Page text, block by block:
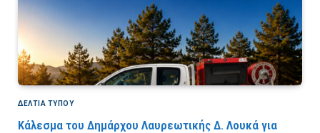
ΔΕΛΤΙΑ ΤΥΠΟΥ
Κάλεσμα του Δημάρχου Λαυρεωτικής Δ. Λουκά για